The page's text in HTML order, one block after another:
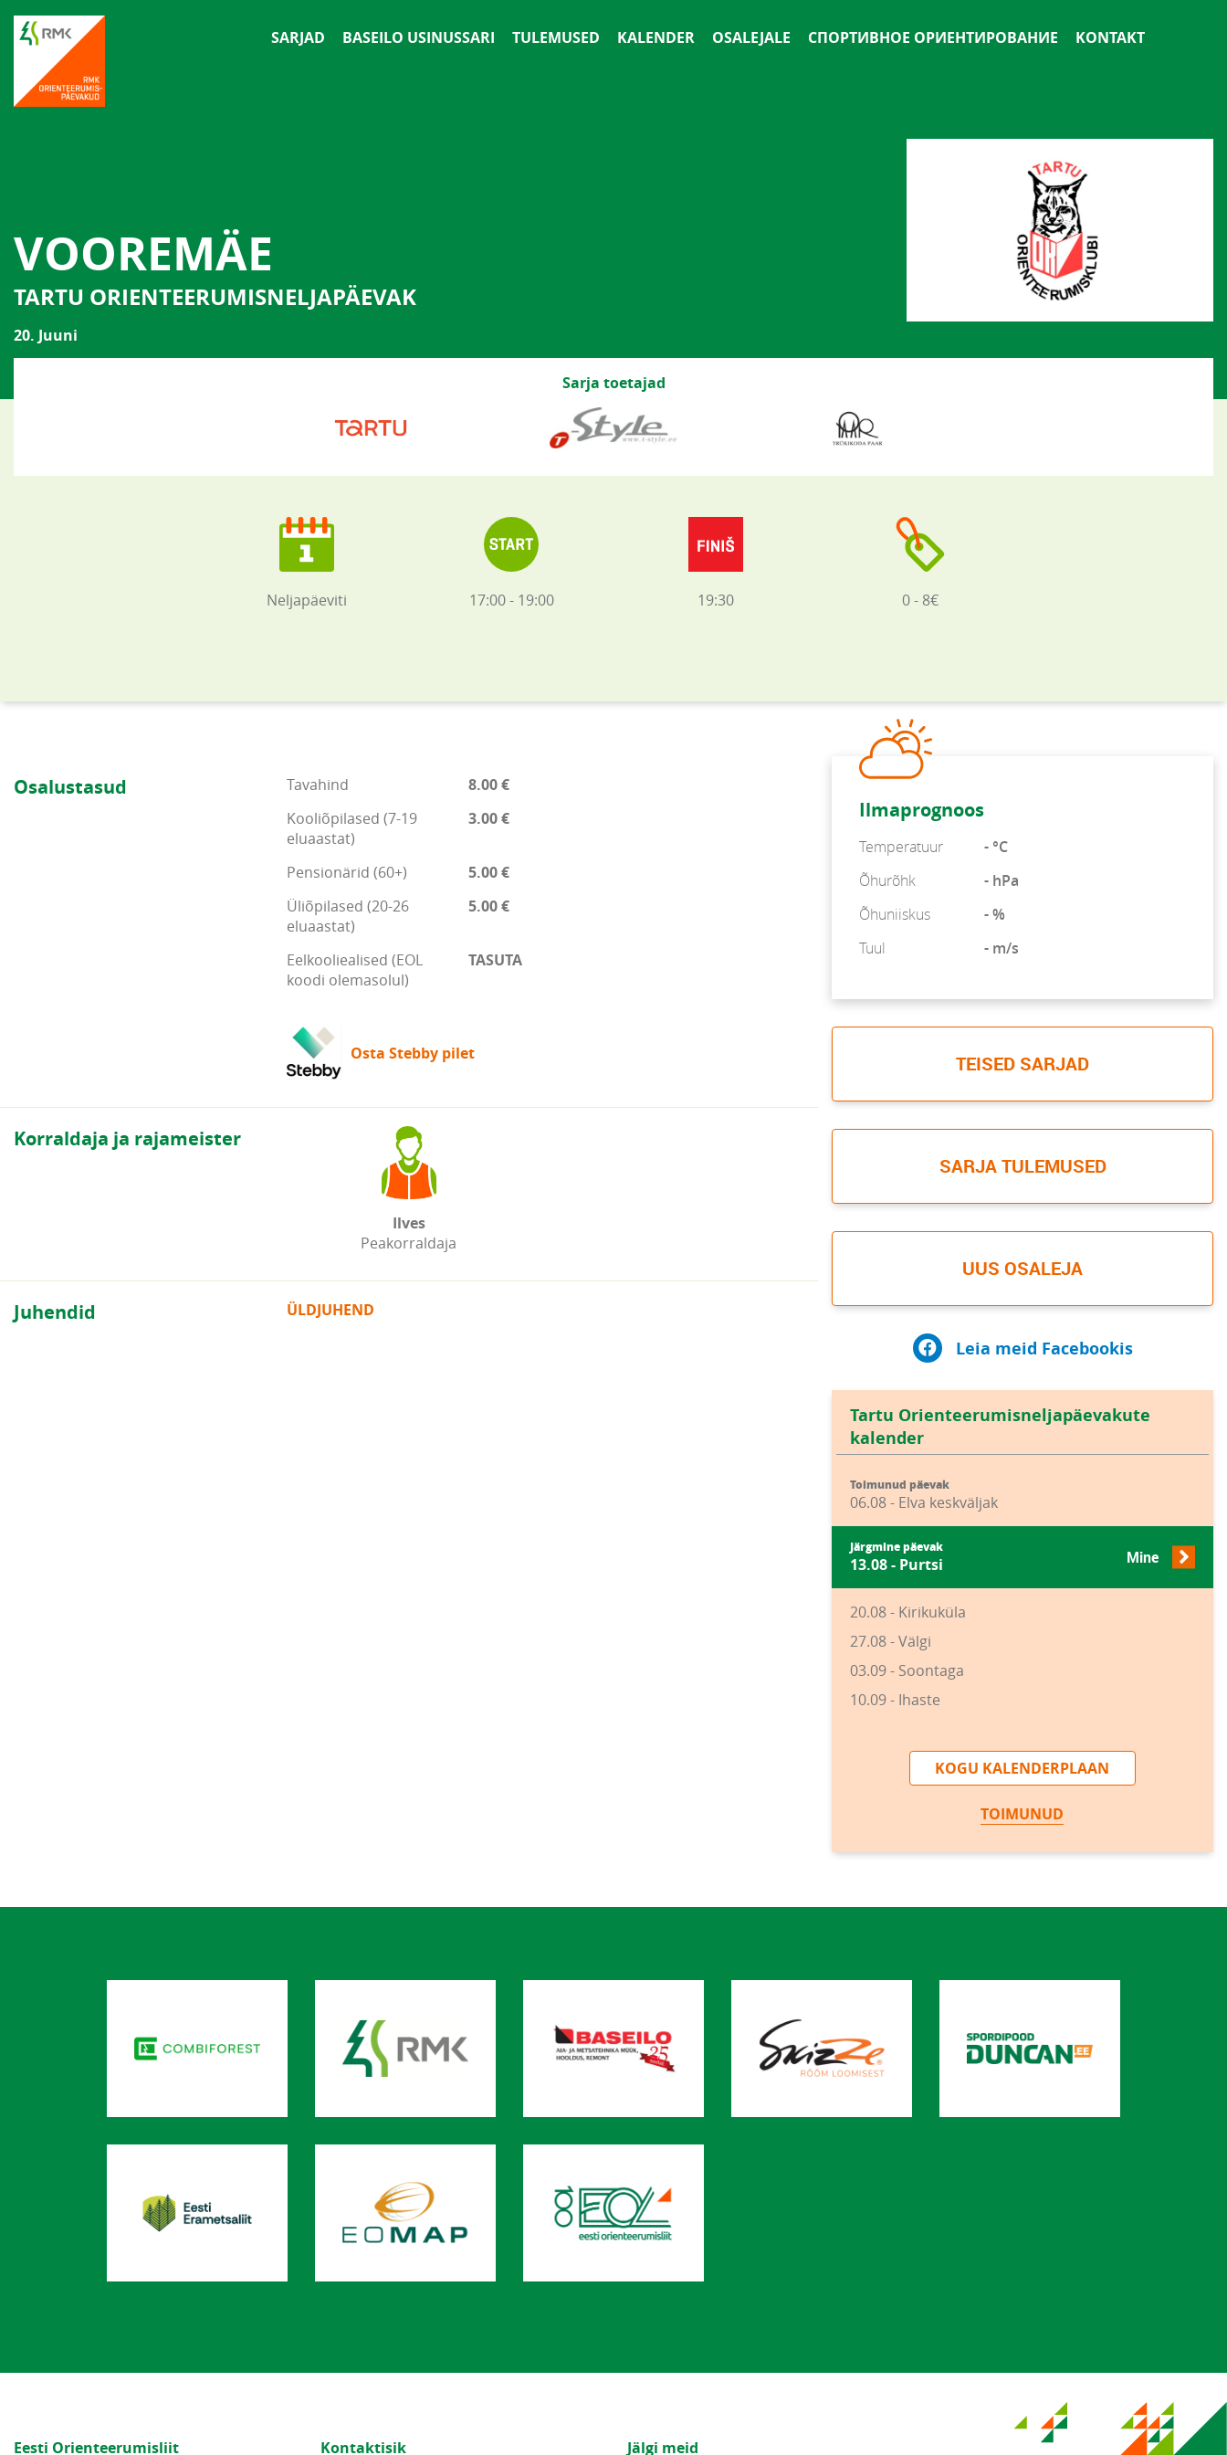
SARJAD BASEILO USINUSSARI TULEMUSED KALENDER OSALEJALE СПОРТИВНОЕ ОРИЕНТИРОВАНИЕ KONTAKT
VOOREMÄE
TARTU ORIENTEERUMISNELJAPÄEVAK
20. Juuni
Sarja toetajad
Neljapäeviti 17:00 - 19:00 19:30 0 - 8€
Osalustasud Tavahind
8.00 €
Kooliõpilased (7-19
eluaastat)
3.00 €
Pensionärid (60+)
5.00 €
Üliõpilased (20-26
eluaastat)
5.00 €
Eelkooliealised (EOL
koodi olemasolul)
TASUTA
Osta Stebby pilet
Korraldaja ja rajameister
Ilves
Peakorraldaja
Juhendid ÜLDJUHEND
Ilmaprognoos
Temperatuur
- °C
Õhurõhk
- hPa
Õhuniiskus
- %
Tuul
- m/s
TEISED SARJAD
SARJA TULEMUSED
UUS OSALEJA
Leia meid Facebookis
Tartu Orienteerumisneljapäevakute
kalender
Toimunud päevak
06.08 - Elva keskväljak
Järgmine päevak
13.08 - Purtsi Mine
20.08 - Kirikuküla
27.08 - Välgi
03.09 - Soontaga
10.09 - Ihaste
KOGU KALENDERPLAAN
TOIMUNUD
Eesti Orienteerumisliit Kontaktisik Jälgi meid